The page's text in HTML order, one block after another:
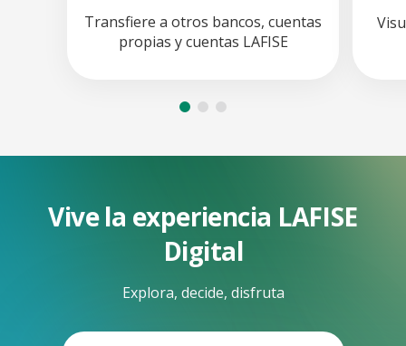
Transfiere a otros bancos, cuentas
propias y cuentas LAFISE
Vive la experiencia LAFISE
Digital
Explora, decide, disfruta